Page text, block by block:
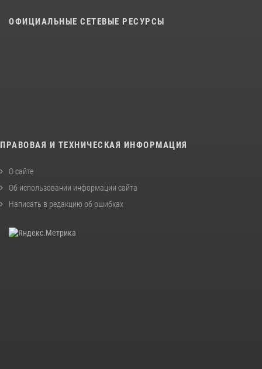
ОФИЦИАЛЬНЫЕ СЕТЕВЫЕ РЕСУРСЫ
ПРАВОВАЯ И ТЕХНИЧЕСКАЯ ИНФОРМАЦИЯ
О сайте
Об использовании информации сайта
Написать в редакцию об ошибках